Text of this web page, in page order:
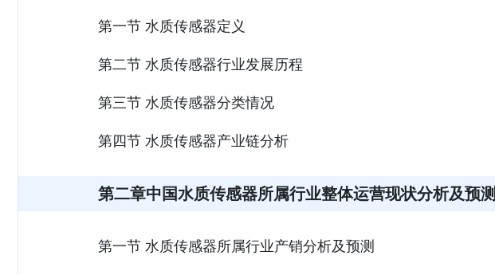
第一节 水质传感器定义
第二节 水质传感器行业发展历程
第三节 水质传感器分类情况
第四节 水质传感器产业链分析
第二章中国水质传感器所属行业整体运营现状分析及预测
第一节 水质传感器所属行业产销分析及预测